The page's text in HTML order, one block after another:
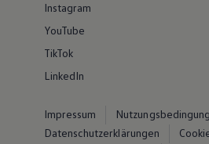
Instagram
YouTube
TikTok
LinkedIn
Impressum
Datenschutzerklärungen